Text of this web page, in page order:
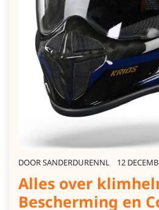
DOORSANDERDURENNL 12
Alles over
Bescherming en